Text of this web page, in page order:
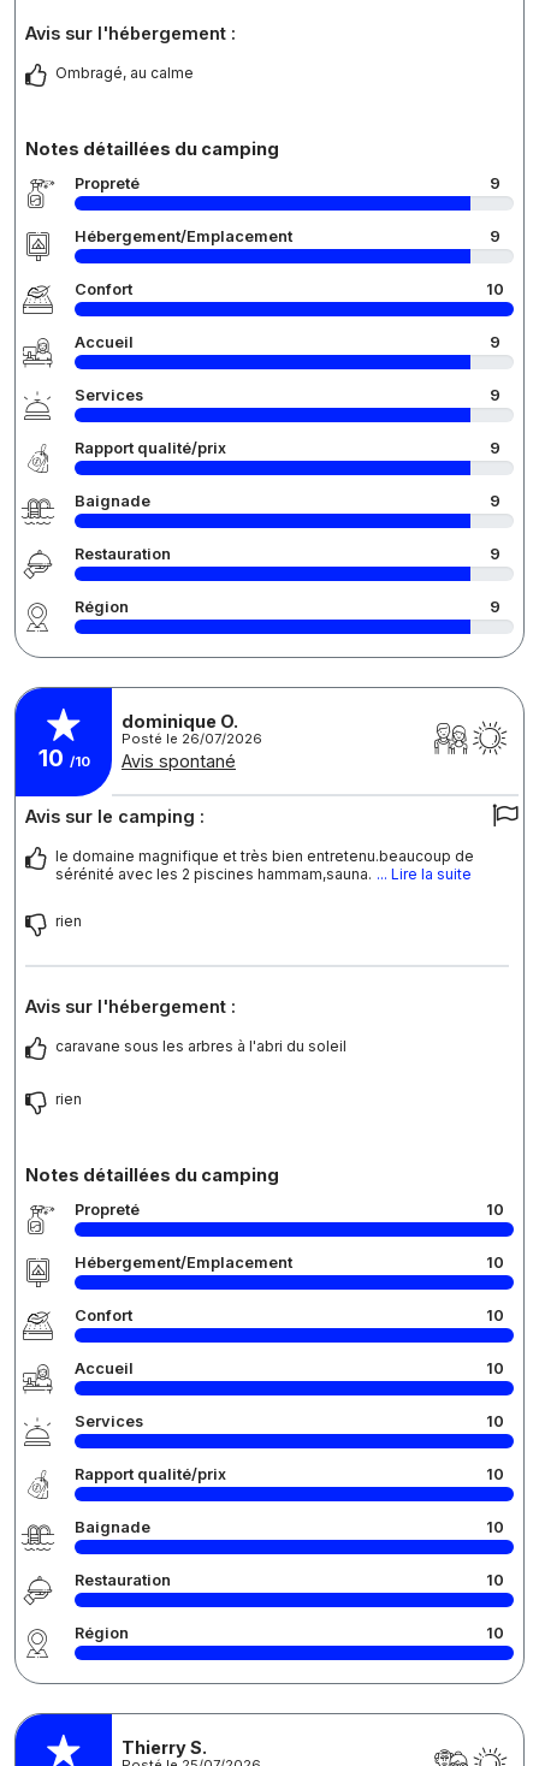
Avis sur l'hébergement :
Ombragé, au calme
Notes détaillées du camping
Propreté 9
Hébergement/Emplacement 9
Confort 10
Accueil 9
Services 9
Rapport qualité/prix 9
Baignade 9
Restauration 9
Région 9
10 /10
dominique O.
Posté le 26/07/2026
Avis spontané
Avis sur le camping :
le domaine magnifique et très bien entretenu.beaucoup de
sérénité avec les 2 piscines hammam,sauna. ... Lire la suite
rien
Avis sur l'hébergement :
caravane sous les arbres à l'abri du soleil
rien
Notes détaillées du camping
Propreté 10
Hébergement/Emplacement 10
Confort 10
Accueil 10
Services 10
Rapport qualité/prix 10
Baignade 10
Restauration 10
Région 10
Thierry S.